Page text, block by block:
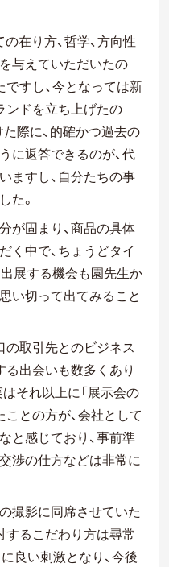
在り方、哲学、方向性
与えていただいたの
すし、今となっては新
ンドを立ち上げたの
際に、的確かつ過去の
に返答できるのが、代
ますし、自分たちの事
た。
が固まり、商品の具体
く中で、ちょうどタイ
出展する機会も園先生か
い切って出てみること
の取引先とのビジネス
る出会いも数多くあり
それ以上に「展示会の
との方が、会社として
と感じており、事前準
渉の仕方などは非常に
撮影に同席させていた
するこだわり方は尋常
良い刺激となり、今後